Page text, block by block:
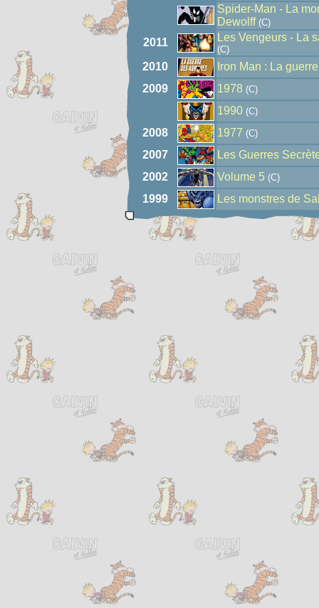
Spider-Man - La
Dewolff (C)
2011 Les Vengeurs - La
(C)
2010
Iron Man : La
2009
1978 (C)
1990 (C)
2008 1977 (C)
2007
Les Guerres
2002
Volume 5 (C)
1999 Les monstres de